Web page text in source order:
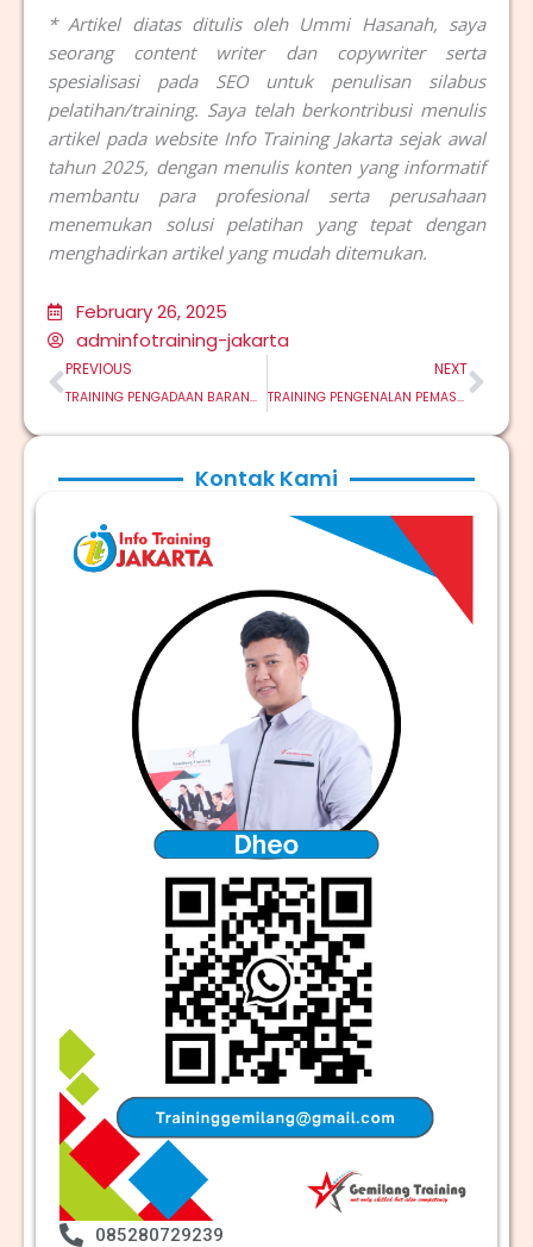
* Artikel diatas ditulis oleh Ummi Hasanah, saya
seorang content writer dan copywriter serta
spesialisasi pada SEO untuk penulisan silabus
pelatihan/training. Saya telah berkontribusi menulis
artikel pada website Info Training Jakarta sejak awal
tahun 2025, dengan menulis konten yang informatif
membantu para profesional serta perusahaan
menemukan solusi pelatihan yang tepat dengan
menghadirkan artikel yang mudah ditemukan.
February 26, 2025
adminfotraining-jakarta
Prev
PREVIOUS
TRAINING PENGADAAN BARANG DAN JASA BERBASIS E-PROCUREMENT
NEXT
TRAINING PENGENALAN PEMASARAN DIGITAL UNTUK PEMULA
Kontak Kami
085280729239